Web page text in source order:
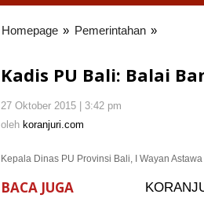
Homepage » Pemerintahan »
Balai
Kadis PU Bali: Balai
27 Oktober 2015 | 3:42 pm
oleh koranjuri.com
Kepala Dinas PU Provinsi Bali, I Wayan
BACA JUGA